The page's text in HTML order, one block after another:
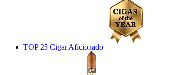
TOP 25 Cigar Aficionado